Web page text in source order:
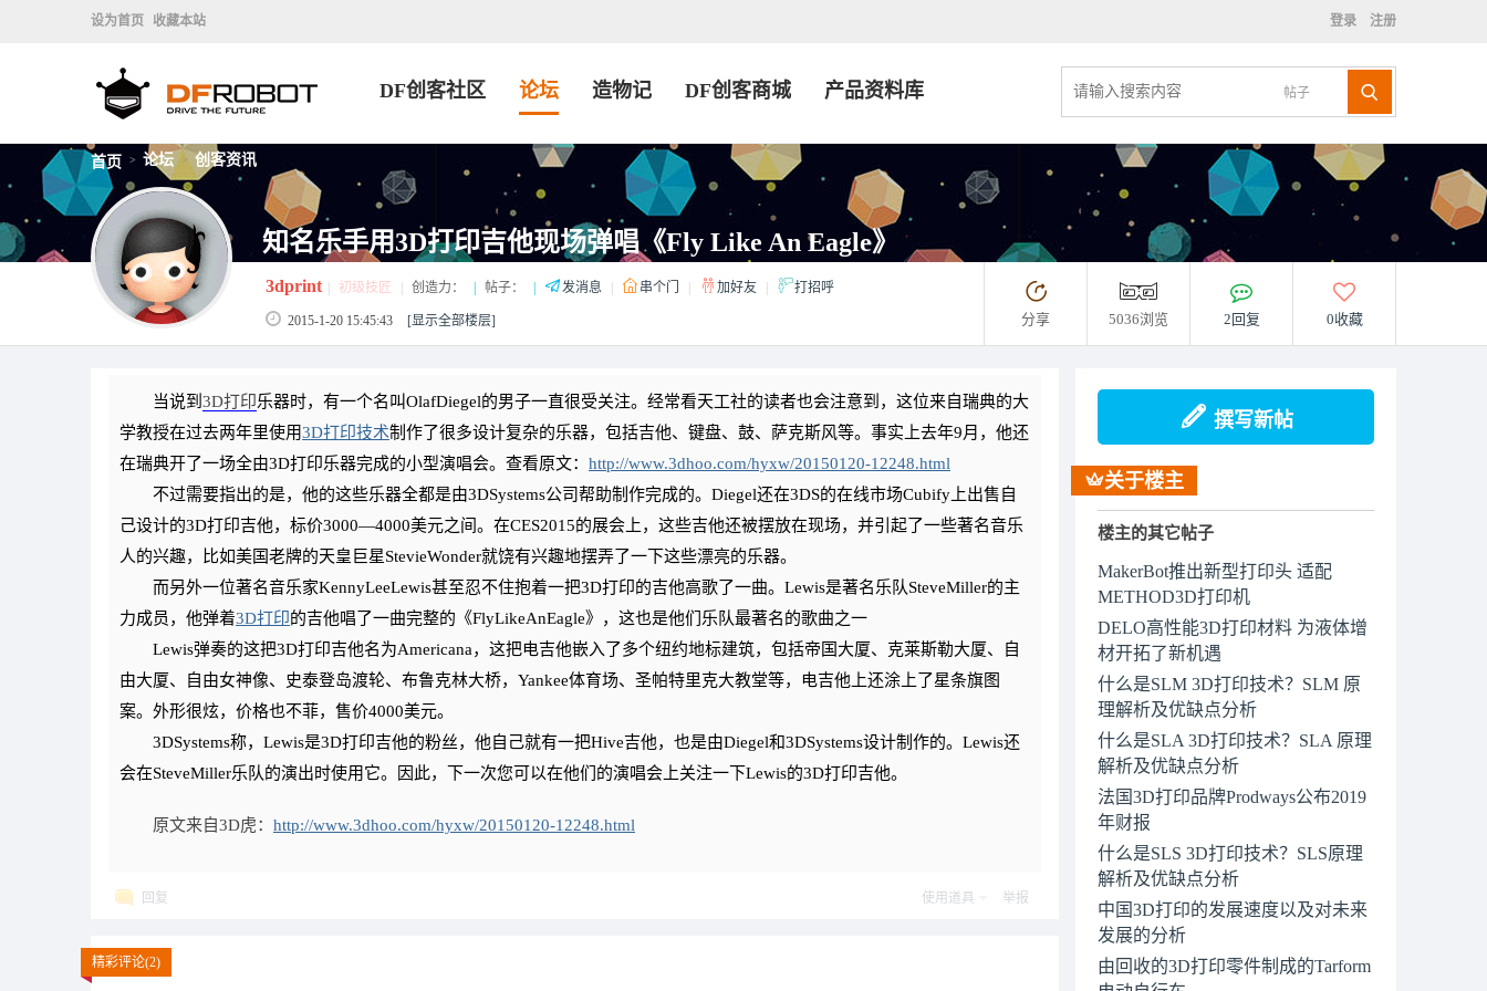
设为首页 收藏本站 登录 注册
帖子
DF创客社区 论坛 造物记 DF创客商城 产品资料库
首页 > 论坛 > 创客资讯
知名乐手用3D打印吉他现场弹唱《Fly Like An Eagle》
3dprint 初级技匠 创造力： 帖子： 发消息 串个门 加好友 打招呼
2015-1-20 15:45:43 [显示全部楼层] 分享 5036浏览 2回复 0收藏
当说到 3D打印乐器时，有一个名叫OlafDiegel的男子一直很受关注。经常看天工社的读者也会注意到，这位来自瑞典的大
学教授在过去两年里使用3D打印技术制作了很多设计复杂的乐器，包括吉他、键盘、鼓、萨克斯风等。事实上去年9月，他还
在瑞典开了一场全由3D打印乐器完成的小型演唱会。查看原文： http://www.3dhoo.com/hyxw/20150120-12248.html
不过需要指出的是，他的这些乐器全都是由3DSystems公司帮助制作完成的。Diegel还在3DS的在线市场Cubify上出售自
己设计的3D打印吉他，标价3000—4000美元之间。在CES2015的展会上，这些吉他还被摆放在现场，并引起了一些著名音乐
人的兴趣，比如美国老牌的天皇巨星StevieWonder就饶有兴趣地摆弄了一下这些漂亮的乐器。
而另外一位著名音乐家KennyLeeLewis甚至忍不住抱着一把3D打印的吉他高歌了一曲。Lewis是著名乐队SteveMiller的主
力成员，他弹着3D打印的吉他唱了一曲完整的《FlyLikeAnEagle》，这也是他们乐队最著名的歌曲之一
Lewis弹奏的这把3D打印吉他名为Americana，这把电吉他嵌入了多个纽约地标建筑，包括帝国大厦、克莱斯勒大厦、自
由大厦、自由女神像、史泰登岛渡轮、布鲁克林大桥，Yankee体育场、圣帕特里克大教堂等，电吉他上还涂上了星条旗图
案。外形很炫，价格也不菲，售价4000美元。
3DSystems称，Lewis是3D打印吉他的粉丝，他自己就有一把Hive吉他，也是由Diegel和3DSystems设计制作的。Lewis还
会在SteveMiller乐队的演出时使用它。因此，下一次您可以在他们的演唱会上关注一下Lewis的3D打印吉他。
原文来自3D虎： http://www.3dhoo.com/hyxw/20150120-12248.html
回复 使用道具 举报
精彩评论(2)
撰写新帖
关于楼主
楼主的其它帖子
MakerBot推出新型打印头 适配
METHOD3D打印机
DELO高性能3D打印材料 为液体增
材开拓了新机遇
什么是SLM 3D打印技术？SLM 原
理解析及优缺点分析
什么是SLA 3D打印技术？SLA 原理
解析及优缺点分析
法国3D打印品牌Prodways公布2019
年财报
什么是SLS 3D打印技术？SLS原理
解析及优缺点分析
中国3D打印的发展速度以及对未来
发展的分析
由回收的3D打印零件制成的Tarform